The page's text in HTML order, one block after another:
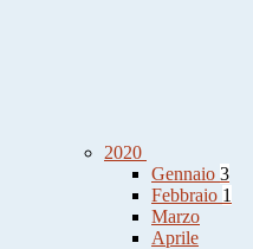
2020
Gennaio 3
Febbraio 1
Marzo
Aprile